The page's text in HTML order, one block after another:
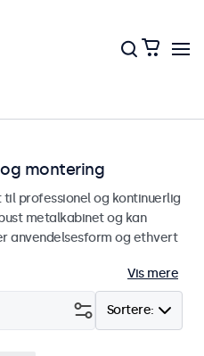
montering
til professionel og kontinuerlig
metalkabinet og kan
anvendelsesform og ethvert
Vis mere
Sortere: